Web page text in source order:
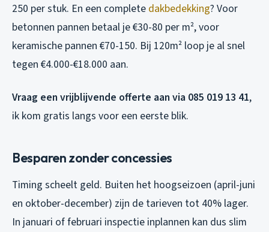
250 per stuk. En een complete dakbedekking? Voor
betonnen pannen betaal je €30-80 per m², voor
keramische pannen €70-150. Bij 120m² loop je al snel
tegen €4.000-€18.000 aan.
Vraag een vrijblijvende offerte aan via 085 019 13 41,
ik kom gratis langs voor een eerste blik.
Besparen zonder concessies
Timing scheelt geld. Buiten het hoogseizoen (april-juni
en oktober-december) zijn de tarieven tot 40% lager.
In januari of februari inspectie inplannen kan dus slim